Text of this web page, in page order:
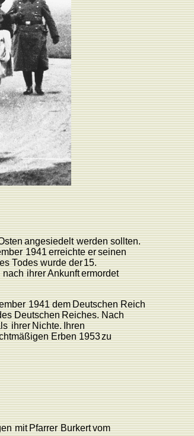
angesiedelt werdensollten.
1941 erreichte erseinen
Todeswurdeder15.
nach ihrerAnkunft ermordet
1941 dem DeutschenReich
Deutschen Reiches.Nach
ihrer Nichte.Ihren
Erben 1953zu
mit Pfarrer Burkert vom